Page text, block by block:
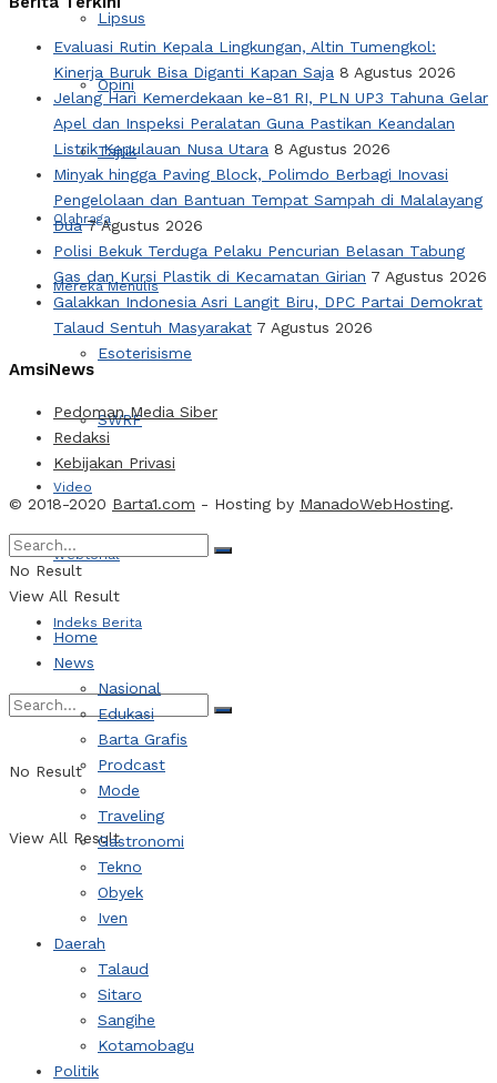
Lipsus
Opini
Tajuk
Olahraga
Mereka Menulis
Esoterisisme
SWRF
Video
Webtorial
Indeks Berita
No Result
View All Result
Evaluasi Rutin Kepala Lingkungan, Altin Tumengkol:
Kinerja Buruk Bisa Diganti Kapan Saja 8 Agustus 2026
Jelang Hari Kemerdekaan ke-81 RI, PLN UP3 Tahuna Gelar
Apel dan Inspeksi Peralatan Guna Pastikan Keandalan
Listrik Kepulauan Nusa Utara 8 Agustus 2026
Minyak hingga Paving Block, Polimdo Berbagi Inovasi
Pengelolaan dan Bantuan Tempat Sampah di Malalayang
Dua 7 Agustus 2026
Polisi Bekuk Terduga Pelaku Pencurian Belasan Tabung
Gas dan Kursi Plastik di Kecamatan Girian 7 Agustus 2026
Galakkan Indonesia Asri Langit Biru, DPC Partai Demokrat
Talaud Sentuh Masyarakat 7 Agustus 2026
AmsiNews
Pedoman Media Siber
Redaksi
Kebijakan Privasi
© 2018-2020 Barta1.com - Hosting by ManadoWebHosting.
No Result
View All Result
Home
News
Nasional
Edukasi
Barta Grafis
Prodcast
Mode
Traveling
Gastronomi
Tekno
Obyek
Iven
Daerah
Talaud
Sitaro
Sangihe
Kotamobagu
Politik